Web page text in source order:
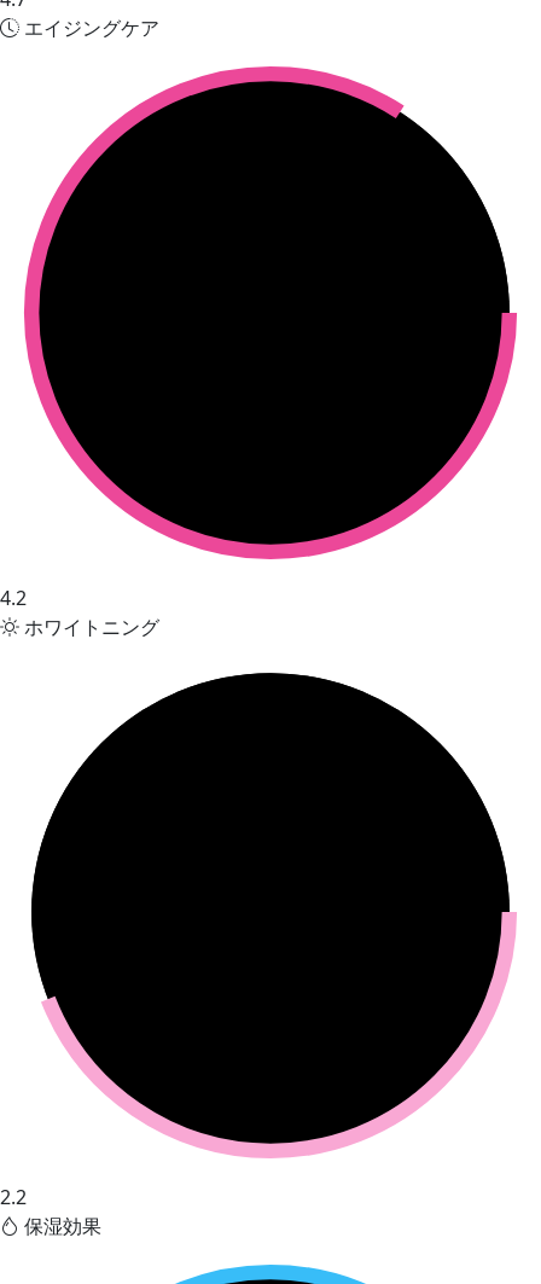
エイジングケア
4.2
ホワイトニング
2.2
保湿効果